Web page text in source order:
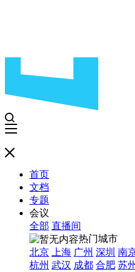
首页
文档
专题
会议
全部 直播间
热门城市
北京
上海 广州 深圳 南
杭州 武汉 成都 合肥 苏州